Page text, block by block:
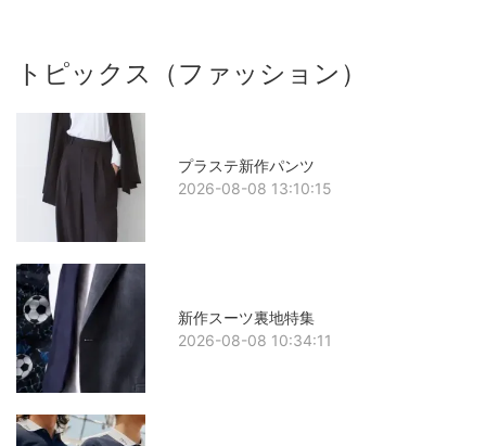
トピックス（ファッション）
プラステ新作パンツ
2026-08-08 13:10:15
新作スーツ裏地特集
2026-08-08 10:34:11